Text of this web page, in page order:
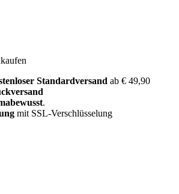
Standardversand ab € 49,90
.
mit SSL-Verschlüsselung